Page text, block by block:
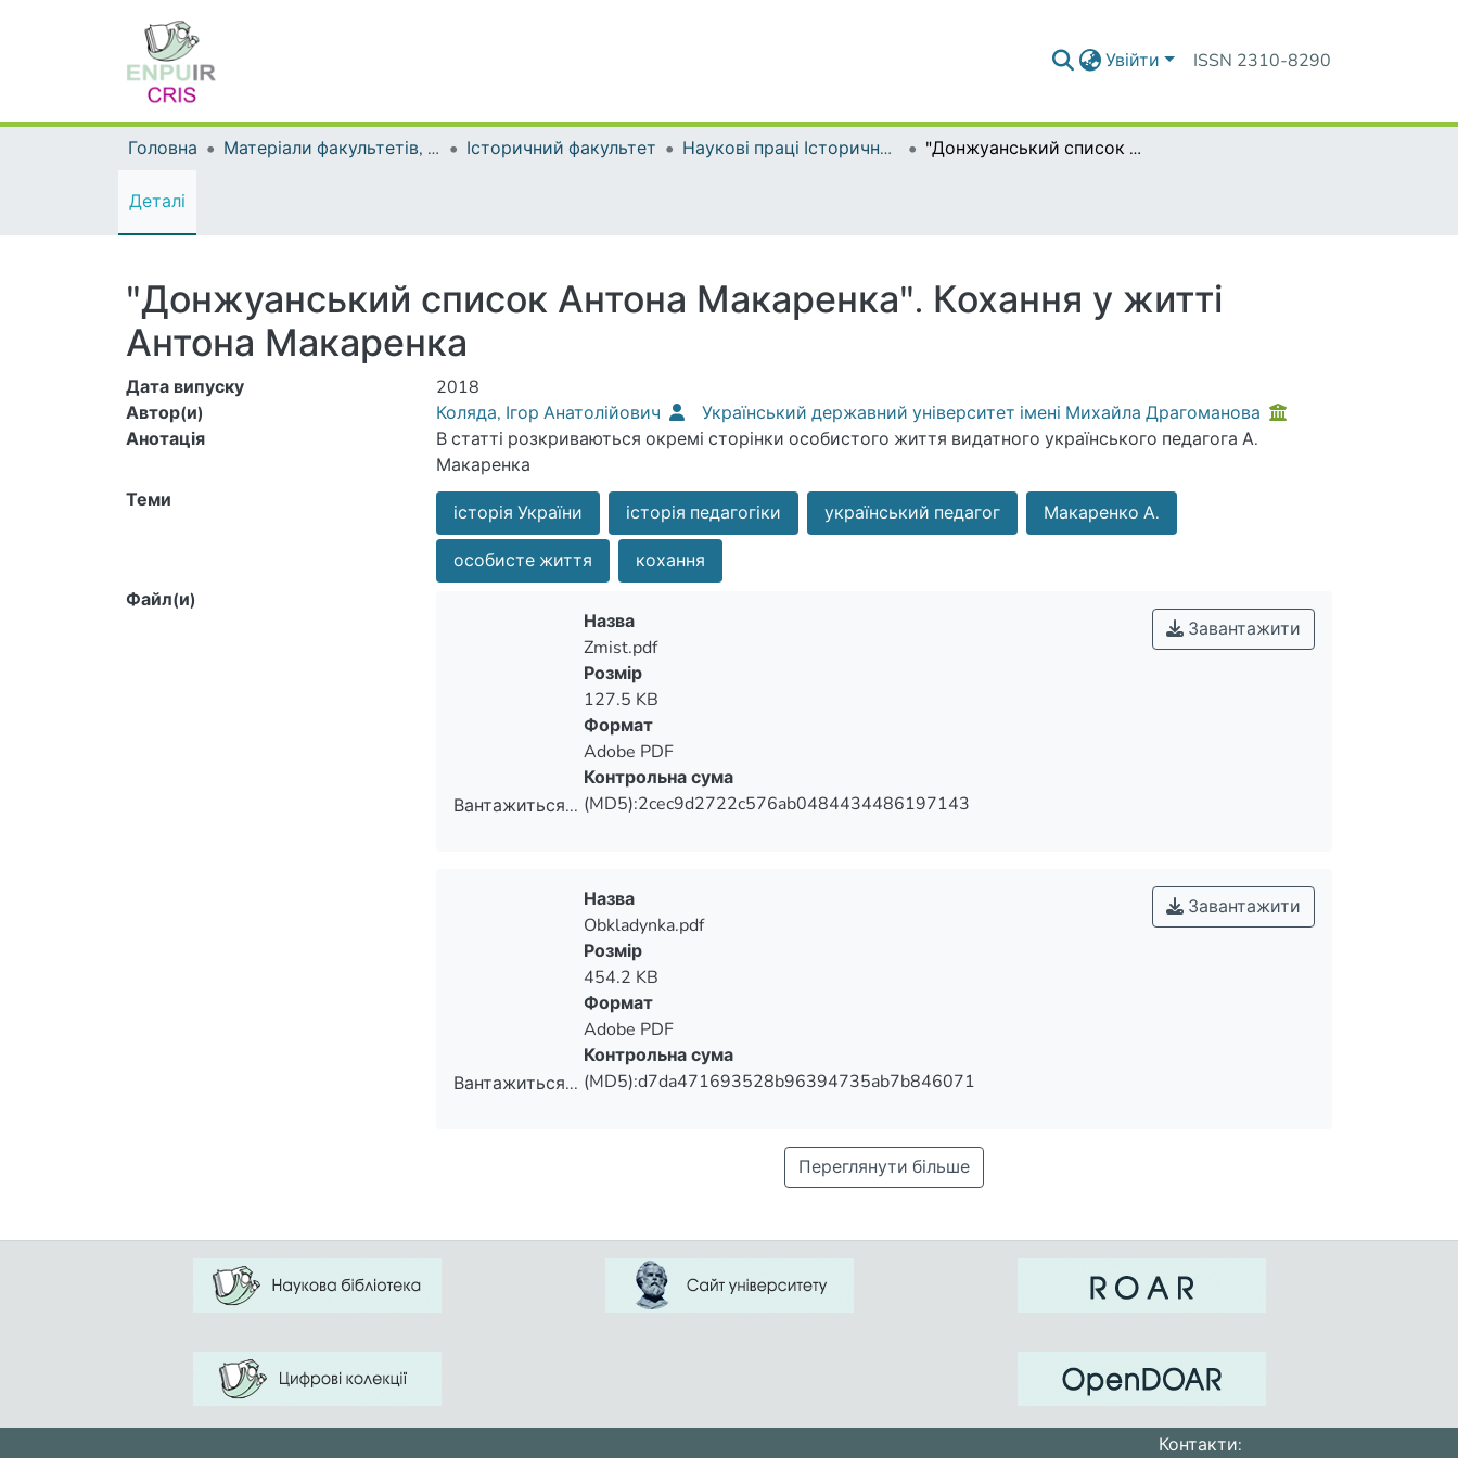
Увійти ISSN 2310-8290
Головна Матеріали факультетів, інститутів, підрозділів Історичний факультет Наукові праці Історичного факультету "Донжуанський список Антона Макаренка". Кохання у житті Антона Макаренка
Деталі
"Донжуанський список Антона Макаренка". Кохання у житті
Антона Макаренка
Дата випуску
2018
Автор(и)
Коляда, Ігор Анатолійович
Український державний університет імені Михайла Драгоманова
Анотація
В статті розкриваються окремі сторінки особистого життя видатного українського педагога А.
Макаренка
Теми
історія України історія педагогіки український педагог
Макаренко А.
особисте життя
кохання
Файл(и)
Вантажиться...
Завантажити
Назва
Zmist.pdf
Розмір
127.5 KB
Формат
Adobe PDF
Контрольна сума
(MD5):2cec9d2722c576ab0484434486197143
Вантажиться...
Завантажити
Назва
Obkladynka.pdf
Розмір
454.2 KB
Формат
Adobe PDF
Контрольна сума
(MD5):d7da471693528b96394735ab7b846071
Переглянути більше
Контакти: